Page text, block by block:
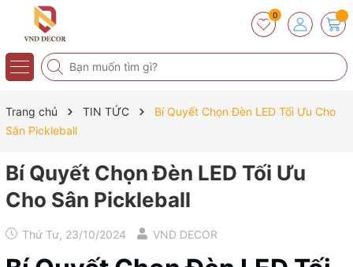
0
Trang chủ TIN TỨC
Bí Quyết Chọn Đèn LED Tối Ưu Cho
Sân Pickleball
Bí Quyết Chọn Đèn LED Tối Ưu
Cho Sân Pickleball
Thứ Tư, 23/10/2024 VND DECOR